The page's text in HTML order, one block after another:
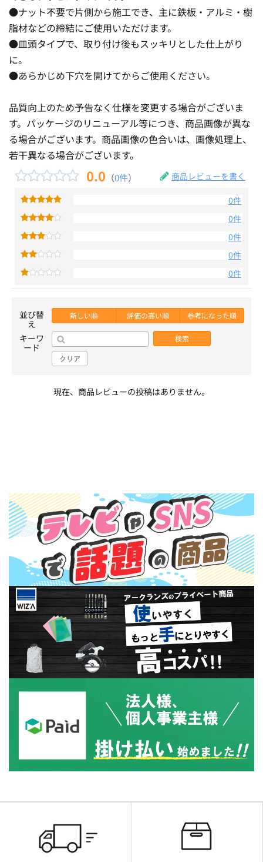
●ナット不要で片側から施工でき、主に鉄板・アルミ・樹
脂材などの締結にご使用いただけます。
●皿頭タイプで、取り付け後もスッキリとした仕上がり
に。
●あらかじめ下穴を開けてからご使用ください。
品質向上のため予告なく仕様を変更する場合がございま
す。パッケージのリニューアル等につき、商品画像が異な
る場合がございます。商品画像の色合いは、画像処理上、
若干異なる場合がございます。
0.0 （0件） 商品レビューを書く
0件
0件
0件
0件
0件
並び替
え
新しい順 評価の高い順 参考になった順
キーワ
ード
検索
クリア
現在、商品レビューの投稿はありません。